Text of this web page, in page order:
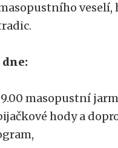
veselí,
masopustní
hody a